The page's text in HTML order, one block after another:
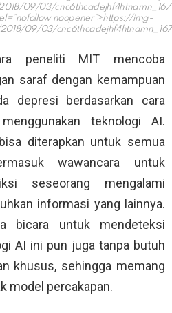
09/03/
noopener”>https://img-
09/03/
peneliti MIT mencoba
saraf dengan kemampuan
depresi berdasarkan cara
teknologi AI.
diterapkan untuk semua
wawancara untuk
seseorang mengalami
informasi yang lainnya.
bicara untuk mendeteksi
AI ini pun juga tanpa butuh
khusus, sehingga memang
model percakapan.